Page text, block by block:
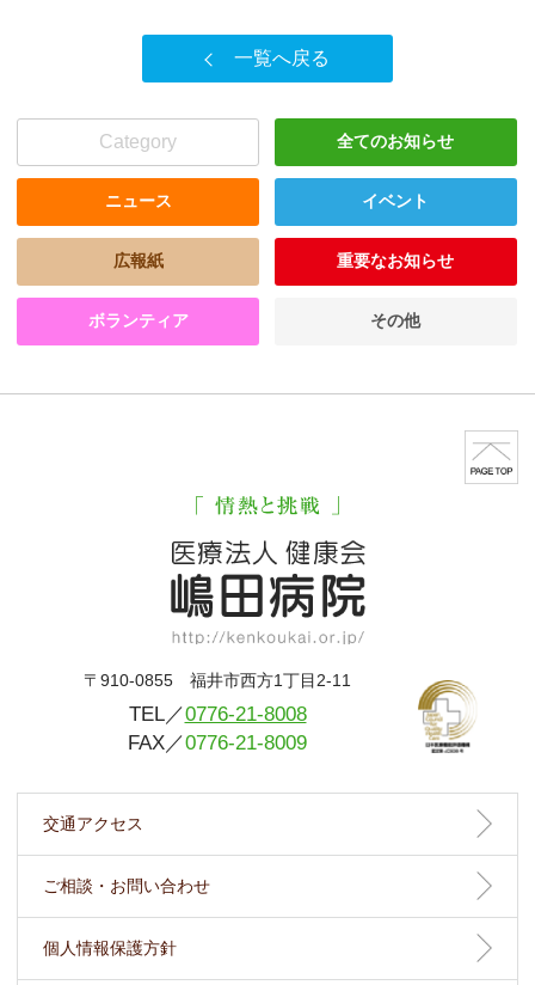
一覧へ戻る
Category 全てのお知らせ
ニュース イベント
広報紙 重要なお知らせ
ボランティア その他
〒910-0855 福井市西方1丁目2-11
TEL／0776-21-8008
FAX／0776-21-8009
交通アクセス
ご相談・お問い合わせ
個人情報保護方針